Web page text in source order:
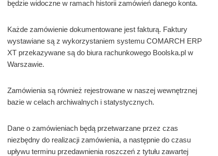
będzie widoczne w ramach historii zamówień danego konta.
Każde zamówienie dokumentowane jest fakturą. Faktury
wystawiane są z wykorzystaniem systemu COMARCH ERP
XT przekazywane są do biura rachunkowego Boolska.pl w
Warszawie.
Zamówienia są również rejestrowane w naszej wewnętrznej
bazie w celach archiwalnych i statystycznych.
Dane o zamówieniach będą przetwarzane przez czas
niezbędny do realizacji zamówienia, a następnie do czasu
upływu terminu przedawnienia roszczeń z tytułu zawartej